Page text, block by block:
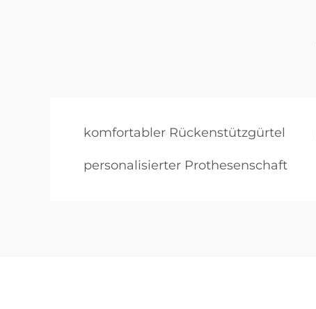
komfortabler Rückenstützgürtel
personalisierter Prothesenschaft